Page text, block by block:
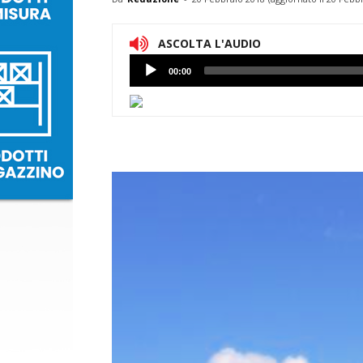
ASCOLTA L'AUDIO
Lettore
Audio
00:00